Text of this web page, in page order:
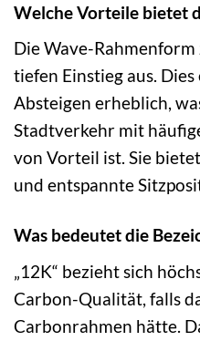
Welche Vorteile bietet
Die Wave-
tiefen Einstieg aus.
Absteigen erheblich,
Stadtverkehr mit
von Vorteil ist. Sie
und entspannte
Was bedeutet die
„12K“ bezieht sich
Carbon-Qualität, falls
Carbonrahmen hätte.